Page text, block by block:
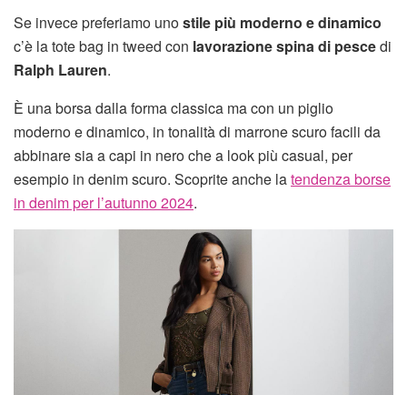
Se invece preferiamo unostile più moderno e dinamico
c’è la tote bag in tweed con lavorazione spina di pescedi
Ralph Lauren.
È una borsa dalla forma classica ma con un piglio
moderno e dinamico, in tonalità di marrone scuro facili da
abbinare sia a capi in nero che a look più casual, per
esempio in denim scuro. Scoprite anche latendenza borse
in denim per l’autunno 2024.